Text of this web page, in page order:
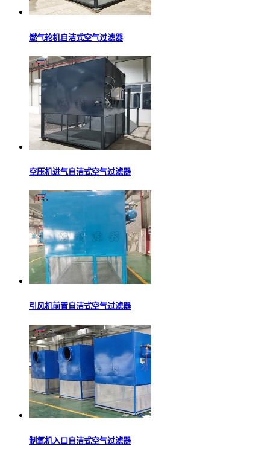
燃气轮机自洁式空气过滤器
空压机进气自洁式空气过滤器
引风机前置自洁式空气过滤器
制氧机入口自洁式空气过滤器